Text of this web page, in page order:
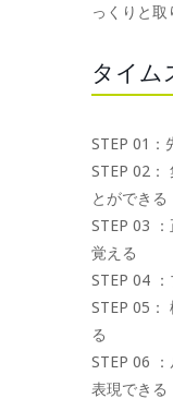
っくりと取
タイム
STEP 01：
STEP 02：
とができる
STEP 03
覚える
STEP 04
STEP 05：
る
STEP 06
表現できる